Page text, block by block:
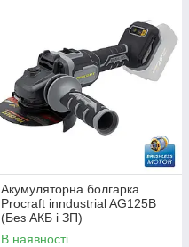
Акумуляторна болгарка
Procraft inndustrial AG125B
(Без АКБ і ЗП)
В наявності